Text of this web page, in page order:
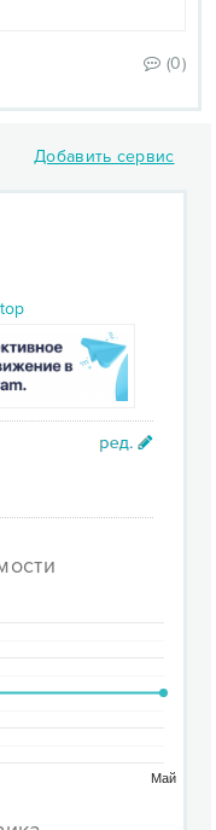
(0)
Добавить сервис
Май